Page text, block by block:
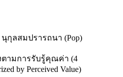
กุลสมปรารถนา (Pop)